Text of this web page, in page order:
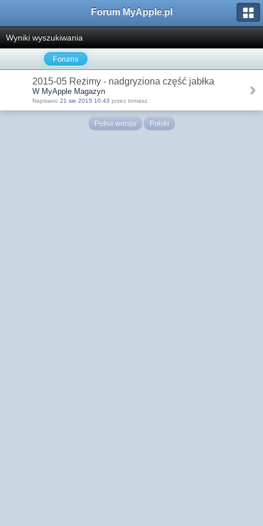
Forum MyApple.pl
Wyniki wyszukiwania
Forums
2015-05 Reżimy - nadgryziona część jabłka
W MyApple Magazyn
Napisano 21 sie 2015 10:43 przez tomasz
Pełna wersja Polski